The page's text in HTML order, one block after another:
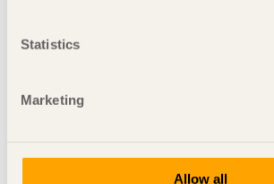
Statistics
Marketing
Allow all
NOTERAT
Ski Centrei Olivone, Schweiz avDurisch+Nolli